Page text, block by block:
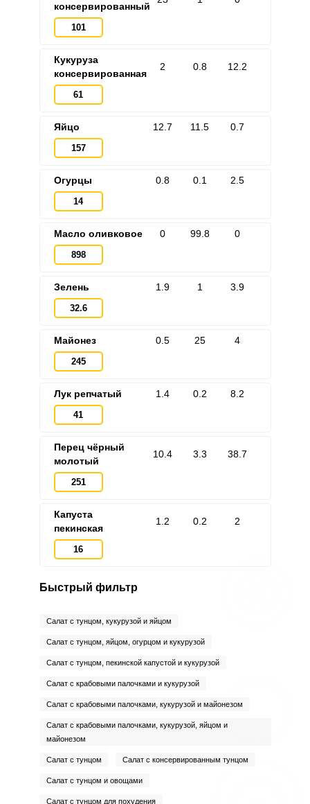
консервированный
101
Кукуруза
консервированная
61
2 0.8 12.2
Яйцо
157
12.7 11.5 0.7
Огурцы
14
0.8 0.1 2.5
Масло оливковое
898
0 99.8 0
Зелень
32.6
1.9 1 3.9
Майонез
245
0.5 25 4
Лук репчатый
41
1.4 0.2 8.2
Перец чёрный
молотый
251
10.4 3.3 38.7
Капуста
пекинская
16
1.2 0.2 2
Быстрый фильтр
Салат с тунцом, кукурузой и яйцом
Салат с тунцом, яйцом, огурцом и кукурузой
Салат с тунцом, пекинской капустой и кукурузой
Салат с крабовыми палочками и кукурузой
Салат с крабовыми палочками, кукурузой и майонезом
Салат с крабовыми палочками, кукурузой, яйцом и
майонезом
Салат с тунцом Салат с консервированным тунцом
Салат с тунцом и овощами
Салат с тунцом для похудения
Запомнить меня
ЕЩЕ НЕ ЗАРЕГИСТРИРОВАННЫ?